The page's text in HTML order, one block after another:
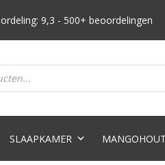
9,3 - 500+ beoordelingen
SLAAPKAMER MANGOHOUT